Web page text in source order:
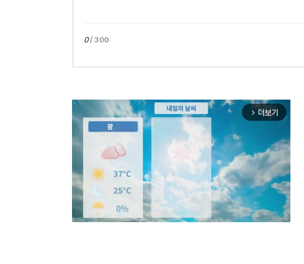
0/ 300
arrow_forward_ios 더보기